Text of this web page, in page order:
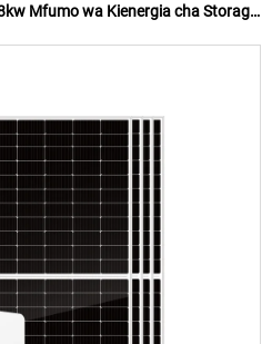
Mfumo wa Kienergia cha Storage